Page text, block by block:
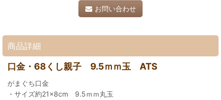
お問い合わせ
商品詳細
口金・68くし親子 9.5ｍｍ玉 ATS
がまぐち口金
・サイズ約21×8cm 9.5ｍｍ丸玉